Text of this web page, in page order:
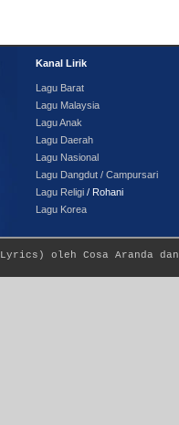
Kanal Lirik
Lagu Barat
Lagu Malaysia
Lagu Anak
Lagu Daerah
Lagu Nasional
Lagu Dangdut / Campursari
Lagu Religi / Rohani
Lagu Korea
Lyrics ) oleh Cosa Aranda